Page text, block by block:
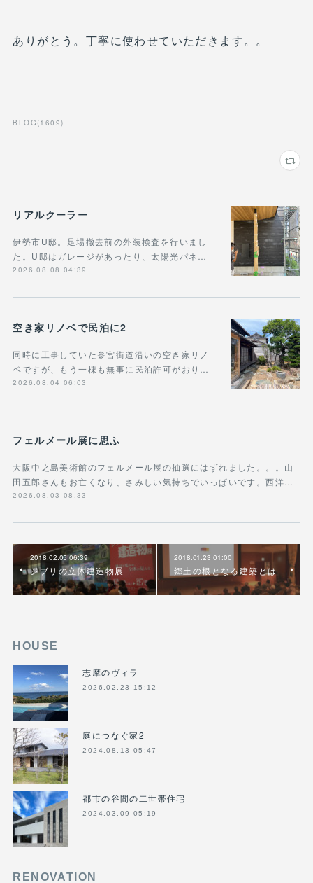
ありがとう。丁寧に使わせていただきます。。
BLOG (1609)
リアルクーラー
伊勢市U邸。足場撤去前の外装検査を行いまし
た。U邸はガレージがあったり、太陽光パネ…
2026.08.08 04:39
空き家リノベで民泊に2
同時に工事していた参宮街道沿いの空き家リノ
ベですが、もう一棟も無事に民泊許可がおり…
2026.08.04 06:03
フェルメール展に思ふ
大阪中之島美術館のフェルメール展の抽選にはずれました。。。山
田五郎さんもお亡くなり、さみしい気持ちでいっぱいです。西洋…
2026.08.03 08:33
2018.02.05 06:39
ジブリの立体建造物展
2018.01.23 01:00
郷土の根となる建築とは
HOUSE
志摩のヴィラ
2026.02.23 15:12
庭につなぐ家2
2024.08.13 05:47
都市の谷間の二世帯住宅
2024.03.09 05:19
RENOVATION